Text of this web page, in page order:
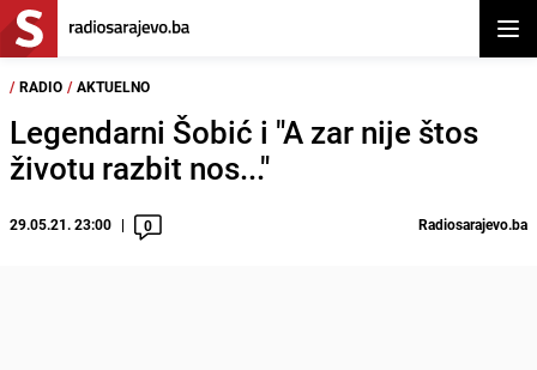
/ RADIO / AKTUELNO
Legendarni Šobić i "A zar nije štos
životu razbit nos..."
29.05.21. 23:00 0 Radiosarajevo.ba